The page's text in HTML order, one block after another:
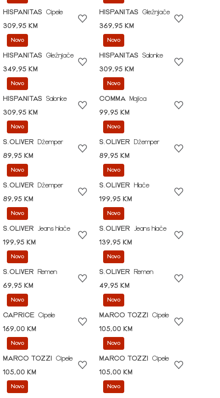
HISPANITAS
Cipele
309,95 KM
HISPANITAS
Gležnjače
369,95 KM
Novo
HISPANITAS
Gležnjače
349,95 KM
Novo
HISPANITAS
Salonke
309,95 KM
Novo
HISPANITAS
Salonke
309,95 KM
Novo
COMMA
Majica
99,95 KM
Novo
S.OLIVER
Džemper
89,95 KM
Novo
S.OLIVER
Džemper
89,95 KM
Novo
S.OLIVER
Džemper
89,95 KM
Novo
S.OLIVER
Hlače
199,95 KM
Novo
S.OLIVER
Jeans hlače
199,95 KM
Novo
S.OLIVER
Jeans hlače
139,95 KM
Novo
S.OLIVER
Remen
69,95 KM
Novo
S.OLIVER
Remen
49,95 KM
Novo
CAPRICE Cipele
169,00 KM
Novo
MARCO TOZZI
Cipele
105,00 KM
Novo
MARCO TOZZI
Cipele
105,00 KM
Novo
MARCO TOZZI
Cipele
105,00 KM
Novo Novo